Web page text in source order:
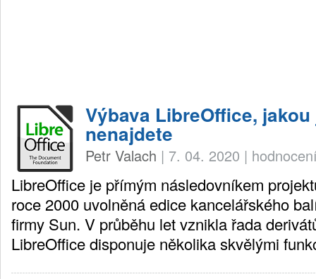
Výbava LibreOffice,
nenajdete
Petr Valach | 7. 04. 2020 |
LibreOffice je přímým následovníkem
roce 2000 uvolněná edice kancelářského
firmy Sun. V průběhu let vznikla řada
LibreOffice disponuje několika skvělými